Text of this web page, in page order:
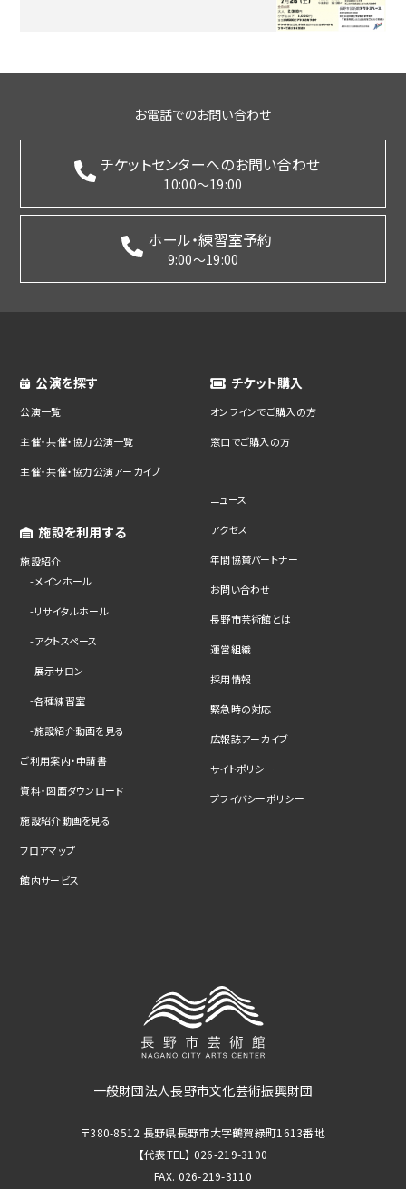
お電話でのお問い合わせ
チケットセンターへのお問い合わせ
10:00～19:00
ホール・練習室予約
9:00～19:00
公演を探す
公演一覧
主催・共催・協力公演一覧
主催・共催・協力公演アーカイブ
施設を利用する
施設紹介
メインホール
リサイタルホール
アクトスペース
展示サロン
各種練習室
施設紹介動画を見る
ご利用案内・申請書
資料・図面ダウンロード
施設紹介動画を見る
フロアマップ
館内サービス
チケット購入
オンラインでご購入の方
窓口でご購入の方
ニュース
アクセス
年間協賛パートナー
お問い合わせ
長野市芸術館とは
運営組織
採用情報
緊急時の対応
広報誌アーカイブ
サイトポリシー
プライバシーポリシー
一般財団法人長野市文化芸術振興財団
〒380-8512 長野県長野市大字鶴賀緑町1613番地
【代表TEL】 026-219-3100
FAX. 026-219-3110